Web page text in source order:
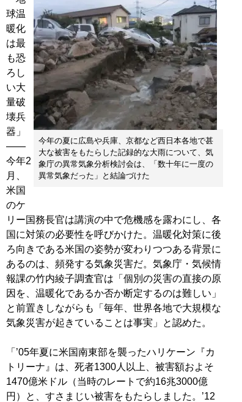
今年の夏に広島や兵庫、京都など西日本各地で甚
大な被害をもたらした記録的な大雨について、気
象庁の異常気象分析検討会は、「数十年に一度の
異常気象だった」と結論づけた
球温
暖化
は最
も恐
ろし
い大
量破
壊兵
器」
――
今年2
月、
米国
のケ
リー国務長官は講演の中で危機感を露わにし、各
国に対策の必要性を呼びかけた。温暖化対策に後
ろ向きである米国の姿勢が変わりつつある背景に
あるのは、頻発する気象災害だ。気象庁・気候情
報課の竹内綾子調査官は「個別の災害の直接の原
因を、温暖化であるか否か断定するのは難しい」
と前置きしながらも「毎年、世界各地で大規模な
気象災害が起きていることは事実」と認めた。
「’05年夏に米国南東部を襲ったハリケーン『カ
トリーナ』は、死者1300人以上、被害額およそ
1470億米ドル（当時のレートで約16兆3000億
円）と、すさまじい被害をもたらしました。’12